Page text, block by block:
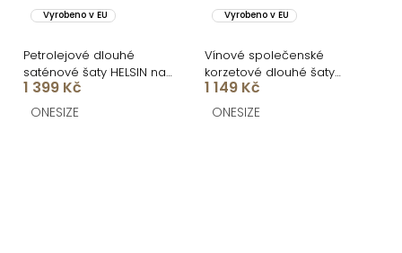
Vyrobeno v EU
Petrolejové dlouhé
saténové šaty HELSIN na
ramínka
1 399 Kč
ONESIZE
Vyrobeno v EU
Vínové společenské
korzetové dlouhé šaty
FAYELA
1 149 Kč
ONESIZE